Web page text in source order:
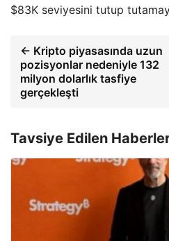
$83K seviyesini tutup
← Kripto piyasasında uzun
pozisyonlar nedeniyle 132
milyon dolarlık tasfiye
gerçekleşti
Tavsiye Edilen